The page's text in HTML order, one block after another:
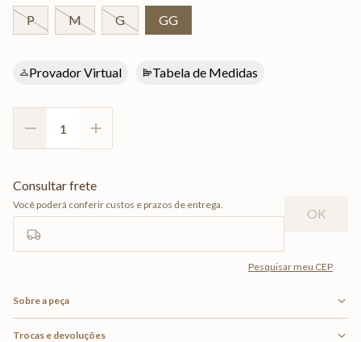
P M G GG
Provador Virtual Tabela de Medidas
Sobre a peça
Trocas e devoluções